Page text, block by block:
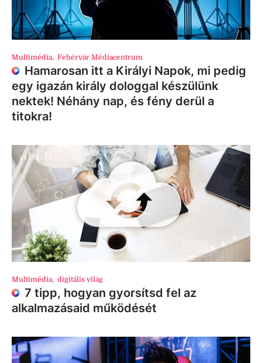
Multimédia, Fehérvár Médiacentrum
Hamarosan itt a Királyi Napok, mi pedig
egy igazán király dologgal készülünk
nektek! Néhány nap, és fény derül a
titokra!
Multimédia, digitális világ
7 tipp, hogyan gyorsítsd fel az
alkalmazásaid működését